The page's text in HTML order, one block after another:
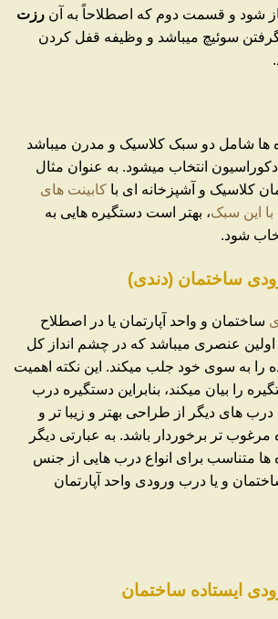
شود و قسمت دوم که اصطلاحاً به آن رزت
سوئیچ میباشد و وظیفه قفل کردن
ها شامل دو سبک کلاسیک و مدرن میباشد
انتخاب میشود. به عنوان مثال
کلاسیک و آشپزخانه ای با کابینت های
با این سبک، بهتر است دستگیره هایی به
شود.
ساختمان (دندی)
ساختمان و واحد آپارتمان یا در اصطلاح
عنصری میباشد که در چشم انداز کل
را به سوی خود جلب میکند. این نکته اهمیت
را بیان میکند، بنابراین دستگیره درب
های دیگر از طراحی بهتر و زیبا تر و
مرغوب تر برخوردار باشد. به عبارتی دیگر
ها متناسب برای انواع درب هایی از جنس
و یا درب ورودی واحد آپارتمان
ایستاده ساختمان